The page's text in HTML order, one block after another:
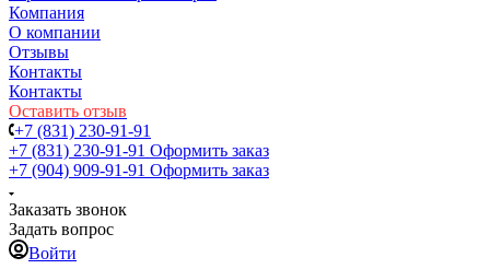
Компания
О компании
Отзывы
Контакты
Контакты
Оставить отзыв
+7 (831) 230-91-91
+7 (831) 230-91-91 Оформить заказ
+7 (904) 909-91-91 Оформить заказ
Заказать звонок
Задать вопрос
Войти